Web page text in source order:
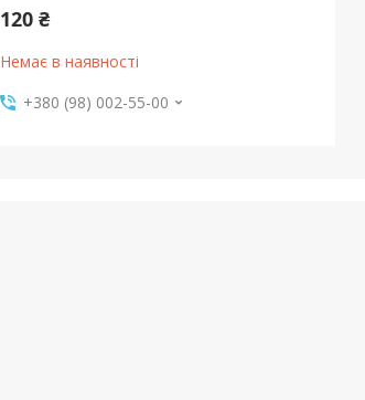
120 ₴
Немає в наявності
+380 (98) 002-55-00